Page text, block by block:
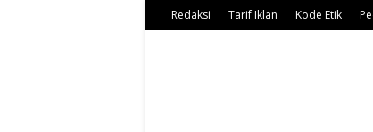
Redaksi Tarif Iklan Kode Etik